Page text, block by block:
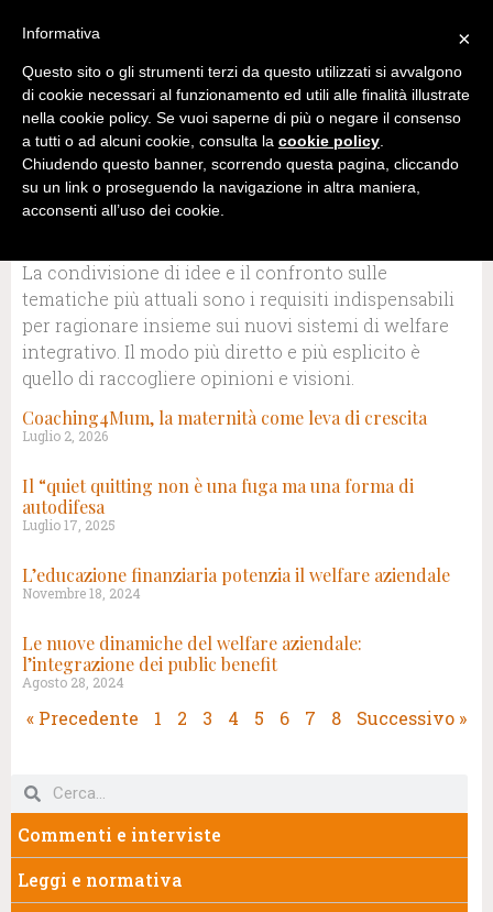
La condivisione di idee e il confronto sulle
tematiche più attuali sono i requisiti indispensabili
per ragionare insieme sui nuovi sistemi di welfare
integrativo. Il modo più diretto e più esplicito è
quello di raccogliere opinioni e visioni.
Coaching4Mum, la maternità come leva di crescita
Luglio 2, 2026
Il “quiet quitting non è una fuga ma una forma di
autodifesa
Luglio 17, 2025
L’educazione finanziaria potenzia il welfare aziendale
Novembre 18, 2024
Le nuove dinamiche del welfare aziendale:
l’integrazione dei public benefit
Agosto 28, 2024
« Precedente 1 2 3 4 5 6 7 8 Successivo »
Commenti e interviste
Leggi e normativa
×
Informativa
Questo sito o gli strumenti terzi da questo utilizzati si avvalgono
di cookie necessari al funzionamento ed utili alle finalità illustrate
nella cookie policy. Se vuoi saperne di più o negare il consenso
a tutti o ad alcuni cookie, consulta la cookie policy.
Chiudendo questo banner, scorrendo questa pagina, cliccando
su un link o proseguendo la navigazione in altra maniera,
acconsenti all’uso dei cookie.